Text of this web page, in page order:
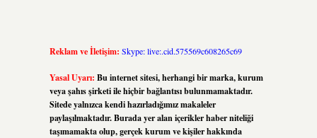
Reklam ve İletişim: Skype: live:.cid.575569c608265c69
Yasal Uyarı: Bu internet sitesi, herhangi bir marka, kurum
veya şahıs şirketi ile hiçbir bağlantısı bulunmamaktadır.
Sitede yalnızca kendi hazırladığımız makaleler
paylaşılmaktadır. Burada yer alan içerikler haber niteliği
taşımamakta olup, gerçek kurum ve kişiler hakkında